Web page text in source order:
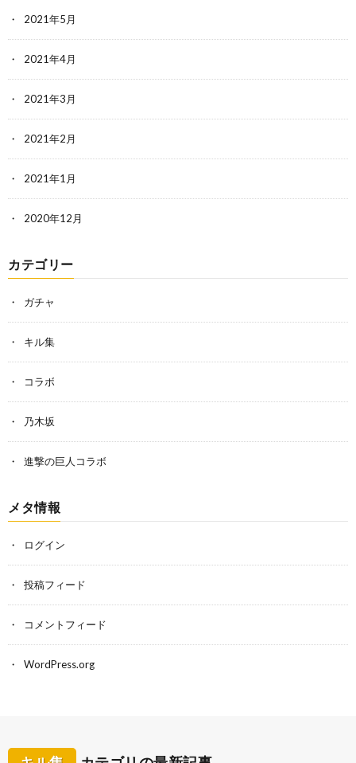
2021年5月
2021年4月
2021年3月
2021年2月
2021年1月
2020年12月
カテゴリー
ガチャ
キル集
コラボ
乃木坂
進撃の巨人コラボ
メタ情報
ログイン
投稿フィード
コメントフィード
WordPress.org